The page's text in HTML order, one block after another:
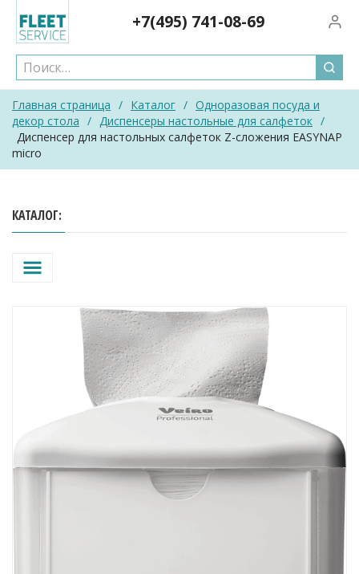
content
+7(495) 741-08-69
Главная страница / Каталог / Одноразовая посуда и
декор стола / Диспенсеры настольные для салфеток /
Диспенсер для настольных салфеток Z-сложения EASYNAP
micro
КАТАЛОГ